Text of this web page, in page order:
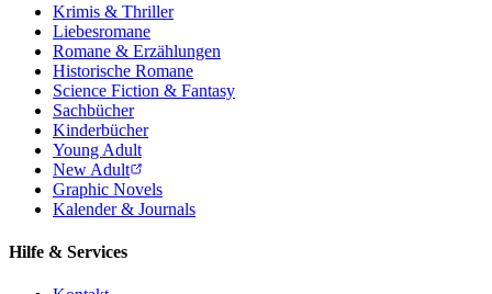
Krimis & Thriller
Liebesromane
Romane & Erzählungen
Historische Romane
Science Fiction & Fantasy
Sachbücher
Kinderbücher
Young Adult
New Adult
Graphic Novels
Kalender & Journals
Hilfe & Services